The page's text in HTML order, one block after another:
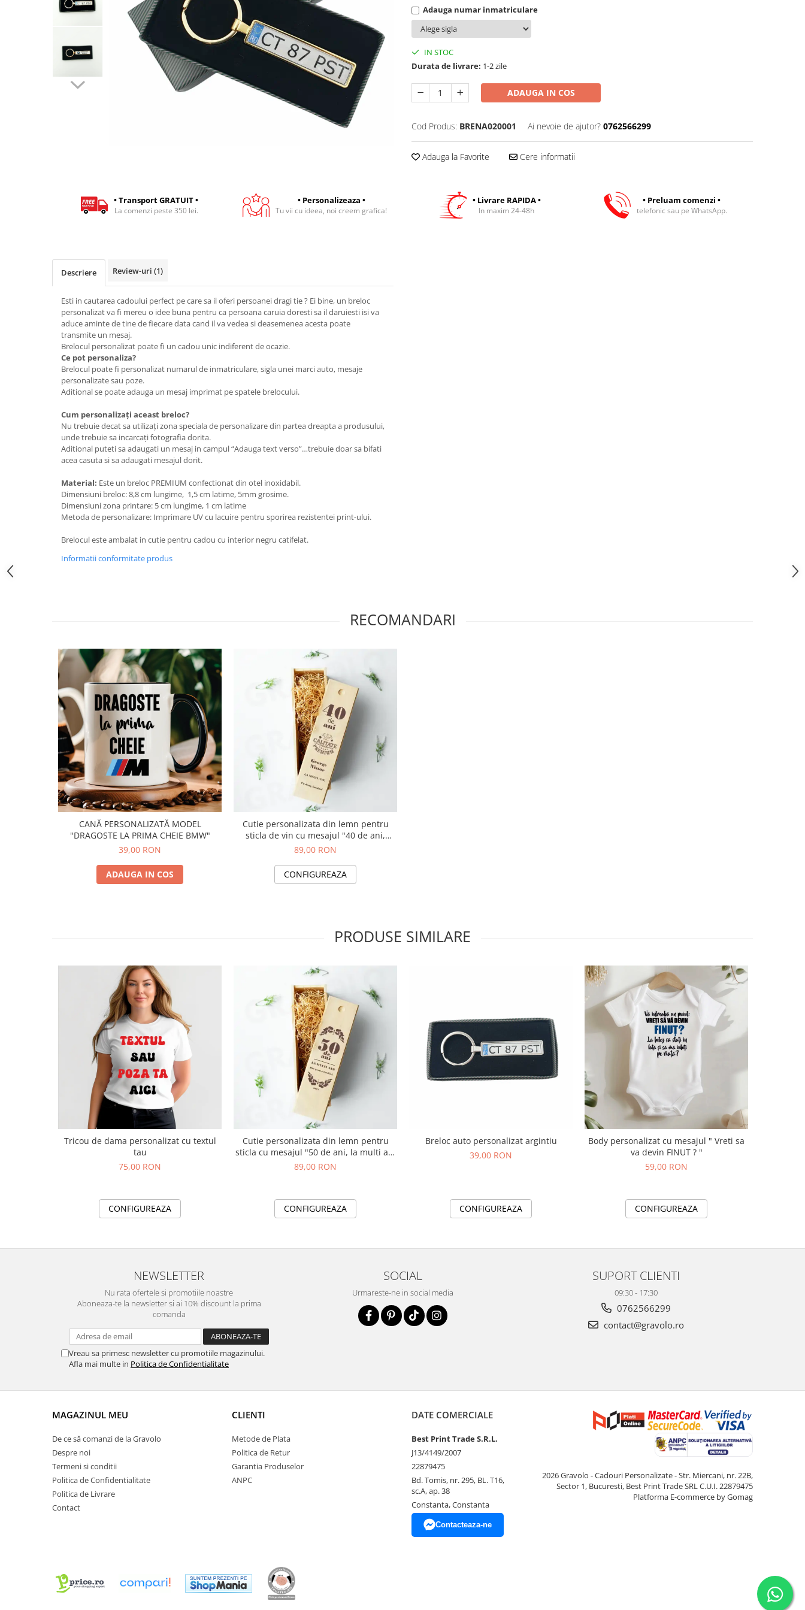
Body bebelusi personalizate
Perne personalizate
Plusuri personalizate
Agende personalizate
Etichete pentru sticla de vin
Cadouri Profesori
Adauga numar inmatriculare
IN STOC
Durata de livrare: 1-2 zile
ADAUGA IN COS
Cod Produs: BRENA020001 Ai nevoie de ajutor? 0762566299
Adauga la Favorite Cere informatii
• Transport GRATUIT •
La comenzi peste 350 lei.
• Personalizeaza •
Tu vii cu ideea, noi creem grafica!
• Livrare RAPIDA •
In maxim 24-48h
• Preluam comenzi •
telefonic sau pe WhatsApp.
Descriere Review-uri (1)
Esti in cautarea cadoului perfect pe care sa il oferi persoanei dragi tie ? Ei bine, un breloc
personalizat va fi mereu o idee buna pentru ca persoana caruia doresti sa il daruiesti isi va
aduce aminte de tine de fiecare data cand il va vedea si deasemenea acesta poate
transmite un mesaj.
Brelocul personalizat poate fi un cadou unic indiferent de ocazie.
Ce pot personaliza?
Brelocul poate fi personalizat numarul de inmatriculare, sigla unei marci auto, mesaje
personalizate sau poze.
Aditional se poate adauga un mesaj imprimat pe spatele brelocului.
Cum personalizați aceast breloc?
Nu trebuie decat sa utilizați zona speciala de personalizare din partea dreapta a produsului,
unde trebuie sa incarcați fotografia dorita.
Aditional puteti sa adaugati un mesaj in campul “Adauga text verso”…trebuie doar sa bifati
acea casuta si sa adaugati mesajul dorit.
Material: Este un breloc PREMIUM confectionat din otel inoxidabil.
Dimensiuni breloc: 8,8 cm lungime, 1,5 cm latime, 5mm grosime.
Dimensiuni zona printare: 5 cm lungime, 1 cm latime
Metoda de personalizare: Imprimare UV cu lacuire pentru sporirea rezistentei print-ului.
Brelocul este ambalat in cutie pentru cadou cu interior negru catifelat.
Informatii conformitate produs
RECOMANDARI
CANĂ PERSONALIZATĂ MODEL
"DRAGOSTE LA PRIMA CHEIE BMW"
39,00 RON
ADAUGA IN COS
Cutie personalizata din lemn pentru
sticla de vin cu mesajul "40 de ani,
Calitate Premium"
89,00 RON
CONFIGUREAZA
PRODUSE SIMILARE
Tricou de dama personalizat cu textul
tau
75,00 RON
CONFIGUREAZA
Cutie personalizata din lemn pentru
sticla cu mesajul "50 de ani, la multi ani
din partea familiei!"
89,00 RON
CONFIGUREAZA
Breloc auto personalizat argintiu
39,00 RON
CONFIGUREAZA
Body personalizat cu mesajul " Vreti sa
va devin FINUT ? "
59,00 RON
CONFIGUREAZA
NEWSLETTER
Nu rata ofertele si promotiile noastre
Aboneaza-te la newsletter si ai 10% discount la prima
comanda
Vreau sa primesc newsletter cu promotiile magazinului.
Afla mai multe in Politica de Confidentialitate
SOCIAL
Urmareste-ne in social media
SUPORT CLIENTI
09:30 - 17:30
0762566299
contact@gravolo.ro
MAGAZINUL MEU
De ce să comanzi de la Gravolo
Despre noi
Termeni si conditii
Politica de Confidentialitate
Politica de Livrare
Contact
CLIENTI
Metode de Plata
Politica de Retur
Garantia Produselor
ANPC
DATE COMERCIALE
Best Print Trade S.R.L.
J13/4149/2007
22879475
Bd. Tomis, nr. 295, BL. T16,
sc.A, ap. 38
Constanta, Constanta
Contacteaza-ne
2026 Gravolo - Cadouri Personalizate - Str. Miercani, nr. 22B,
Sector 1, Bucuresti, Best Print Trade SRL C.U.I. 22879475
Platforma E-commerce by Gomag